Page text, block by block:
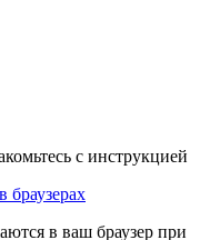
с инструкцией
браузерах
в ваш браузер при